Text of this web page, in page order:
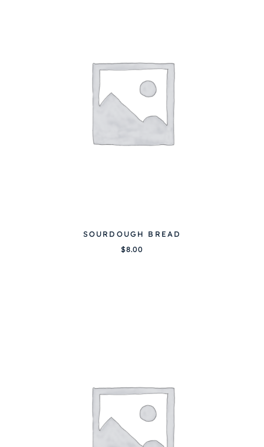
SOURDOUGH BREAD
$8.00